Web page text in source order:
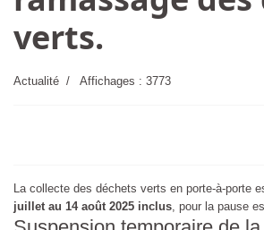
verts.
Actualité Affichages : 3773
La collecte des déchets verts en porte-à-porte
juillet au 14 août 2025 inclus, pour la pause
13h-17h